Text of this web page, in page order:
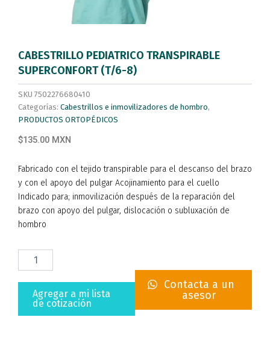
CABESTRILLO PEDIATRICO TRANSPIRABLE
SUPERCONFORT (T/6-8)
SKU 7502276680410
Categorías: Cabestrillos e inmovilizadores de hombro,
PRODUCTOS ORTOPÉDICOS
$135.00 MXN
Fabricado con el tejido transpirable para el descanso del brazo
y con el apoyo del pulgar Acojinamiento para el cuello
Indicado para; inmovilización después de la reparación del
brazo con apoyo del pulgar, dislocación o subluxación de
hombro
CABESTRILLO
PEDIATRICO
SUPERCONFORT
(T/6-Agregar a mi lista
de cotización
Contacta a un
asesor